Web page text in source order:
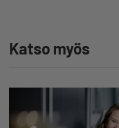
Katso myös